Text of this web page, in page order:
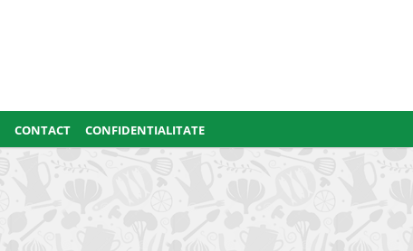
CONTACT CONFIDENTIALITATE